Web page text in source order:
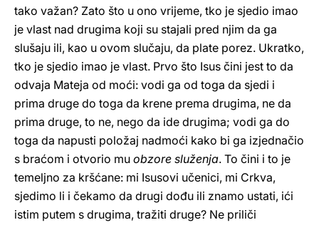
tako važan? Zato što u ono vrijeme, tko je sjedio imao
je vlast nad drugima koji su stajali pred njim da ga
slušaju ili, kao u ovom slučaju, da plate porez. Ukratko,
tko je sjedio imao je vlast. Prvo što Isus čini jest to da
odvaja Mateja od moći: vodi ga od toga da sjedi i
prima druge do toga da krene prema drugima, ne da
prima druge, to ne, nego da ide drugima; vodi ga do
toga da napusti položaj nadmoći kako bi ga izjednačio
s braćom i otvorio mu obzore služenja. To čini i to je
temeljno za kršćane: mi Isusovi učenici, mi Crkva,
sjedimo li i čekamo da drugi dođu ili znamo ustati, ići
istim putem s drugima, tražiti druge? Ne priliči